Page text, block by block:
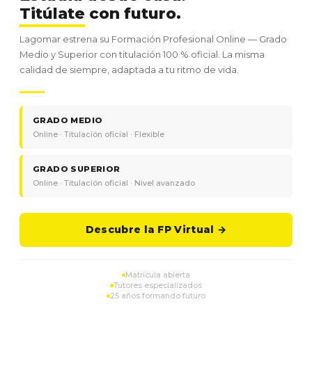
Titúlate con futuro.
Lagomar estrena su Formación Profesional Online — Grado
Medio y Superior con titulación 100 % oficial. La misma
calidad de siempre, adaptada a tu ritmo de vida.
GRADO MEDIO
Online · Titulación oficial · Flexible
GRADO SUPERIOR
Online · Titulación oficial · Nivel avanzado
Descubre la FP Virtual →
Matrícula abierta
Tutores especializados
25 años formando futuro